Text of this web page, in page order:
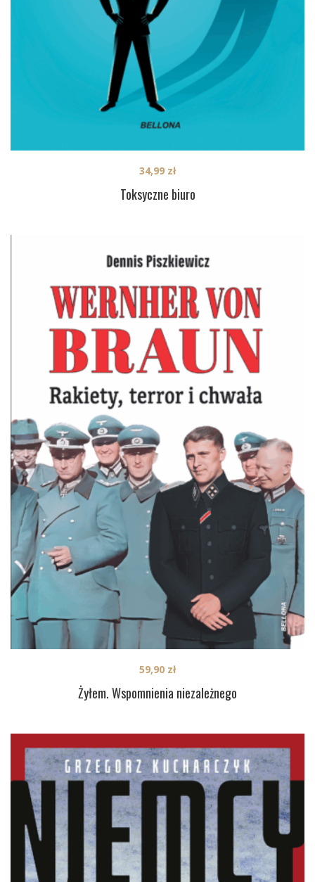
Toksyczne biuro
34,99 zł
Żyłem. Wspomnienia niezależnego
59,90 zł